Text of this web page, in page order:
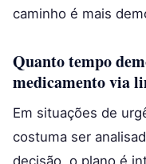
caminho é mais
Quanto tempo
medicamento via
Em situações de
costuma ser